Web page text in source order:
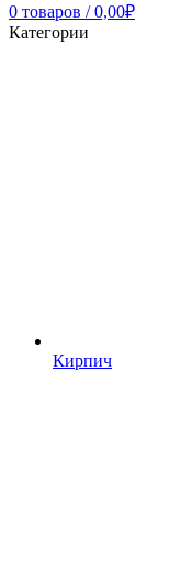
0 товаров / 0,00₽
Категории
Кирпич